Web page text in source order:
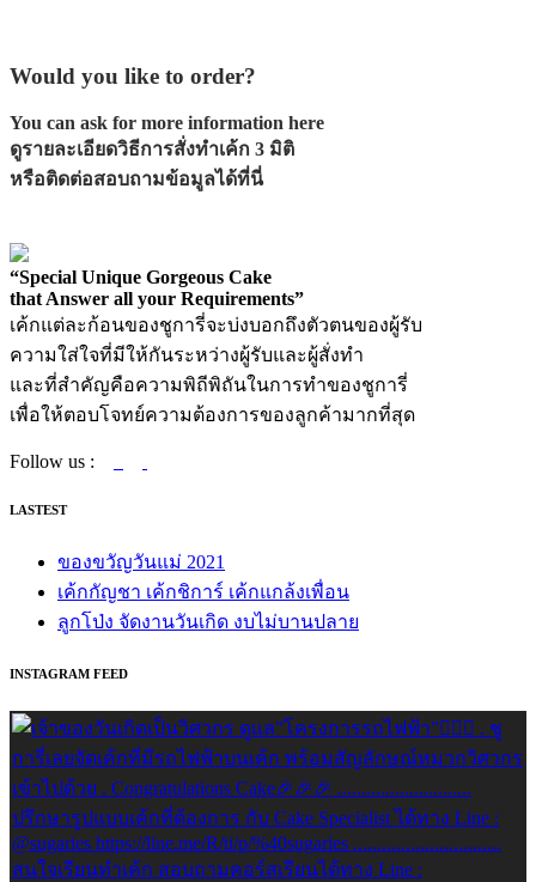
Would you like to order?
You can ask for more information here
ดูรายละเอียดวิธีการสั่งทำเค้ก 3 มิติ
หรือติดต่อสอบถามข้อมูลได้ที่นี่
“Special Unique Gorgeous Cake
that Answer all your Requirements”
เค้กแต่ละก้อนของชูการี่จะบ่งบอกถึงตัวตนของผู้รับ
ความใส่ใจที่มีให้กันระหว่างผู้รับและผู้สั่งทำ
และที่สำคัญคือความพิถีพิถันในการทำของชูการี่
เพื่อให้ตอบโจทย์ความต้องการของลูกค้ามากที่สุด
Follow us :
LASTEST
ของขวัญวันแม่ 2021
เค้กกัญชา เค้กชิการ์ เค้กแกล้งเพื่อน
ลูกโป่ง จัดงานวันเกิด งบไม่บานปลาย
INSTAGRAM FEED